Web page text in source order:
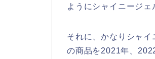
ようにシャイニージェ
それに、かなりシャ
の商品を2021年、